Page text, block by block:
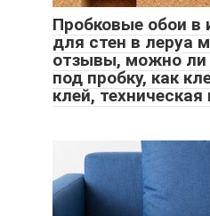
Пробковые обои в
для стен в леруа
отзывы, можно ли
под пробку, как
клей,